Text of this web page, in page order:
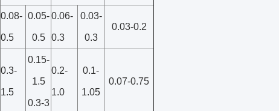
0.08-
0.5
0.05-
0.5
0.06-
0.3
0.03-
0.3
0.03-0.2
0.3-
1.5
0.15-
1.5
0.3-3
0.2-
1.0
0.1-
1.05
0.07-0.75